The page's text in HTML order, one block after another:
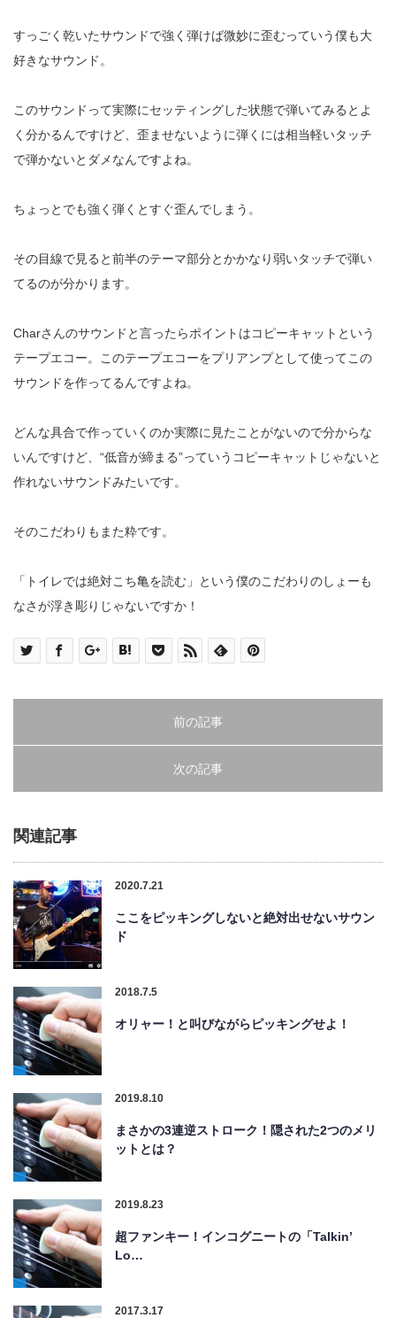
すっごく乾いたサウンドで強く弾けば微妙に歪むっていう僕も大
好きなサウンド。
このサウンドって実際にセッティングした状態で弾いてみるとよ
く分かるんですけど、歪ませないように弾くには相当軽いタッチ
で弾かないとダメなんですよね。
ちょっとでも強く弾くとすぐ歪んでしまう。
その目線で見ると前半のテーマ部分とかかなり弱いタッチで弾い
てるのが分かります。
Charさんのサウンドと言ったらポイントはコピーキャットという
テープエコー。このテープエコーをプリアンプとして使ってこの
サウンドを作ってるんですよね。
どんな具合で作っていくのか実際に見たことがないので分からな
いんですけど、 “低音が締まる”っていうコピーキャットじゃないと
作れないサウンドみたいです。
そのこだわりもまた粋です。
「トイレでは絶対こち亀を読む」という僕のこだわりのしょーも
なさが浮き彫りじゃないですか！
前の記事
次の記事
関連記事
2020.7.21
ここをピッキングしないと絶対出せないサウン
ド
2018.7.5
オリャー！と叫びながらピッキングせよ！
2019.8.10
まさかの3連逆ストローク！隠された2つのメリ
ットとは？
2019.8.23
超ファンキー！インコグニートの「Talkin’
Lo…
2017.3.17